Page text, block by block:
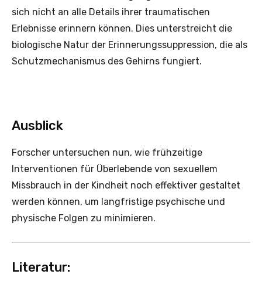
sich nicht an alle Details ihrer traumatischen
Erlebnisse erinnern können. Dies unterstreicht die
biologische Natur der Erinnerungssuppression, die als
Schutzmechanismus des Gehirns fungiert.
Ausblick
Forscher untersuchen nun, wie frühzeitige
Interventionen für Überlebende von sexuellem
Missbrauch in der Kindheit noch effektiver gestaltet
werden können, um langfristige psychische und
physische Folgen zu minimieren.
Literatur: